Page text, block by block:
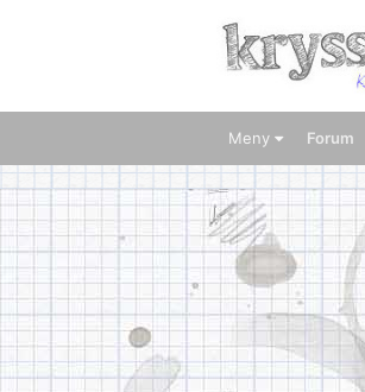
Meny Forum